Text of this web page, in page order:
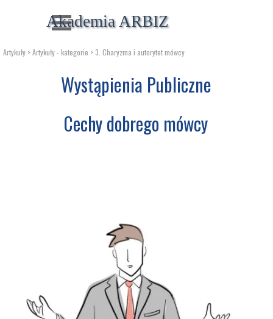
Pomiń menu
Akademia ARBIZ
Artykuły > Artykuły - kategorie > 3. Charyzma i autorytet mówcy
Wystąpienia Publiczne
Cechy dobrego mówcy